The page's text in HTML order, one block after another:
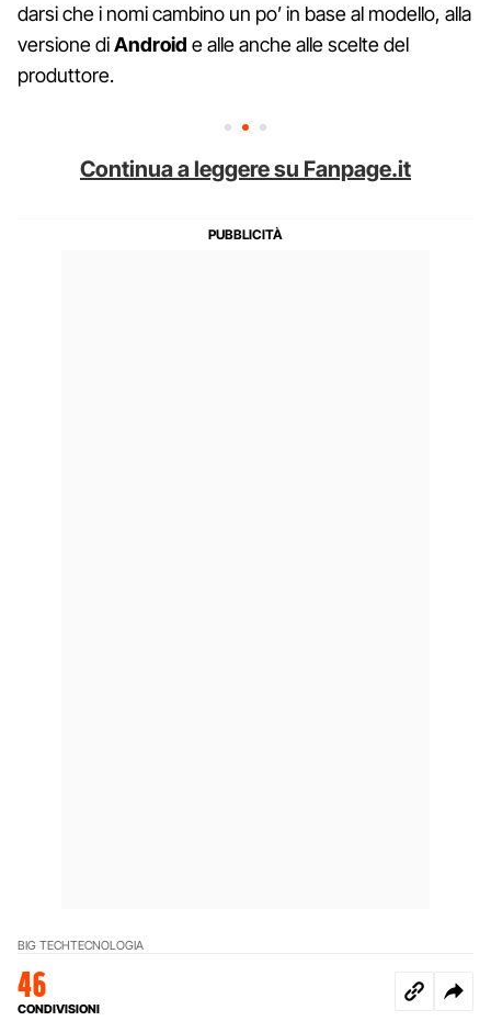
darsi che i nomi cambino un po’ in base al modello, alla
versione diAndroid e alle anche alle scelte del
produttore.
Continua a leggere su Fanpage.it
BIG TECHTECNOLOGIA
46
CONDIVISIONI